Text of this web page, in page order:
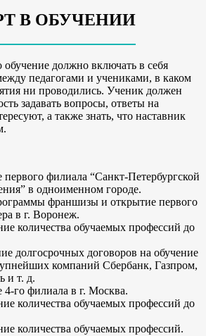
В ОБУЧЕНИИ
должно включать в себя
педагогами и учениками, в каком
ни проводились. Ученик должен
задавать вопросы, ответы на
а также знать, что наставник
первого филиала “Санкт-Петербургской
в одноименном городе.
франшизы и открытие первого
в г. Воронеж.
количества обучаемых профессий до
долгосрочных договоров на обучение
компаний Сбербанк, Газпром,
и т. д.
4-го филиала в г. Москва.
количества обучаемых профессий до
количества обучаемых профессий.